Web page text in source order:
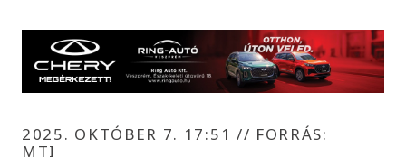
2025. OKTÓBER 7. 17:51 // FORRÁS:
MTI